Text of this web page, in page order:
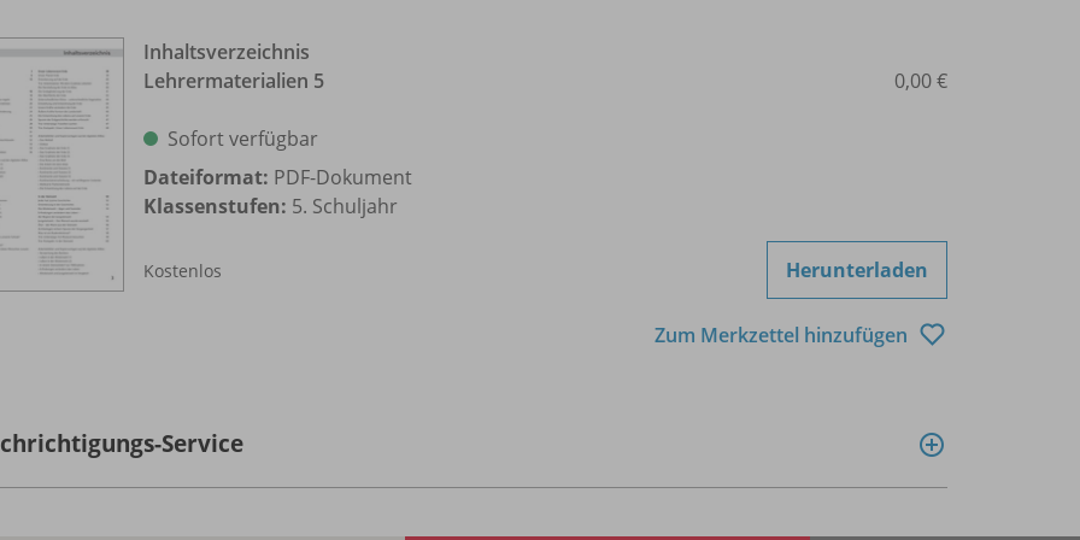
Inhaltsverzeichnis
Lehrermaterialien 5
Sofort verfügbar
Dateiformat: PDF-Dokument
Klassenstufen: 5. Schuljahr
Kostenlos
0,00 €
Herunterladen
Zum Merkzettel hinzufügen
Service